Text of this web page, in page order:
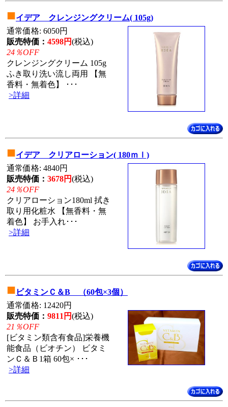
■イデア クレンジングクリーム( 105g)
通常価格: 6050円
販売特価： 4598円(税込)
24％OFF
クレンジングクリーム 105g
ふき取り洗い流し両用 【無
香料・無着色】 ･･･
>詳細
■イデア クリアローション( 180ｍｌ)
通常価格: 4840円
販売特価： 3678円(税込)
24％OFF
クリアローション180ml 拭き
取り用化粧水 【無香料・無
着色】 お手入れ･･･
>詳細
■ ビタミンＣ＆B （60包×3個）
通常価格: 12420円
販売特価： 9811円(税込)
21％OFF
[ビタミン類含有食品]栄養機
能食品（ビオチン） ビタミ
ンＣ＆Ｂ1箱 60包× ･･･
>詳細